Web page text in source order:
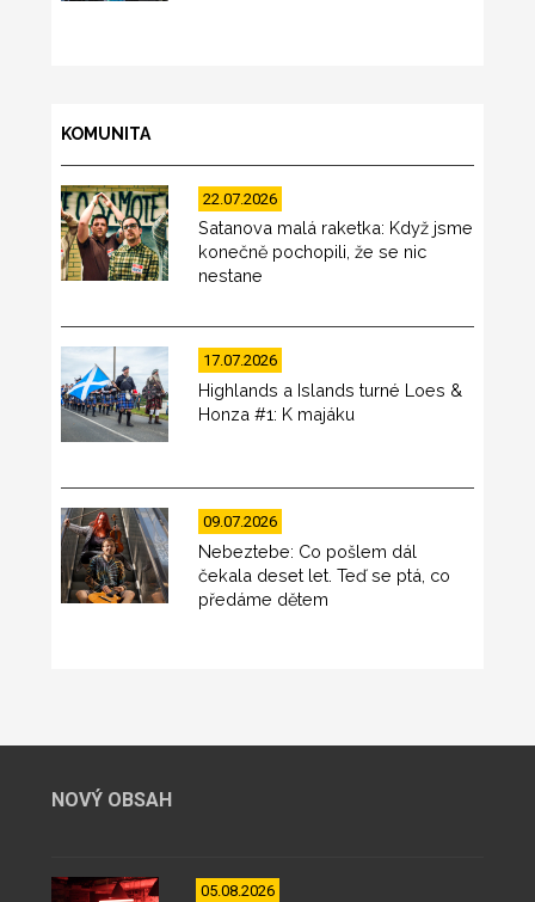
KOMUNITA
22.07.2026
Satanova malá raketka: Když jsme
konečně pochopili, že se nic
nestane
17.07.2026
Highlands a Islands turné Loes &
Honza #1: K majáku
09.07.2026
Nebeztebe: Co pošlem dál
čekala deset let. Teď se ptá, co
předáme dětem
NOVÝ OBSAH
05.08.2026